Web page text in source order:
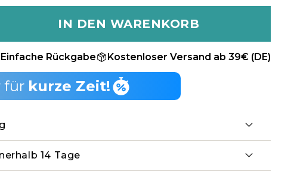
IN DEN WARENKORB
Einfache Rückgabe Kostenloser Versand ab 39€ (DE)
für kurze Zeit!
14 Tage